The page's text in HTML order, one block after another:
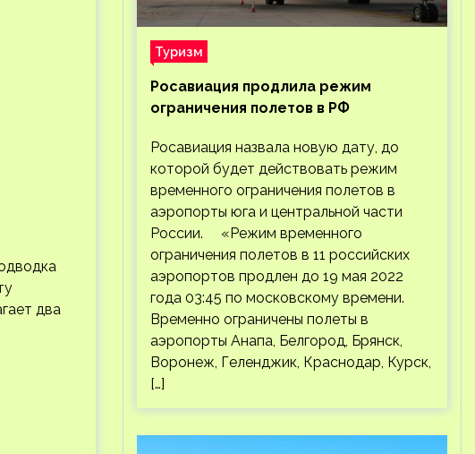
два
Туризм
Росавиация продлила режим
ограничения полетов в РФ
Росавиация назвала новую дату, до
которой будет действовать режим
временного ограничения полетов в
аэропорты юга и центральной части
России. «Режим временного
ограничения полетов в 11 российских
аэропортов продлен до 19 мая 2022
года 03:45 по московскому времени.
Временно ограничены полеты в
аэропорты Анапа, Белгород, Брянск,
Воронеж, Геленджик, Краснодар, Курск,
[…]